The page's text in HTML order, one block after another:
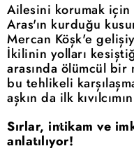
Ailesini korumak için
Aras'ın kurduğu
Mercan Köşk'e
İkilinin yolları
arasında ölümcül
bu tehlikeli
aşkın da ilk
Sırlar, intikam ve
anlatılıyor!